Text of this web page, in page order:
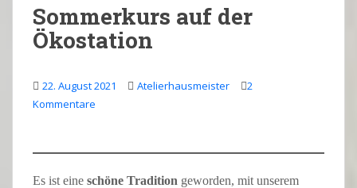
Sommerkurs auf der
Ökostation
22. August 2021 Atelierhausmeister
2
Kommentare
Es ist eine schöne Tradition geworden, mit unserem